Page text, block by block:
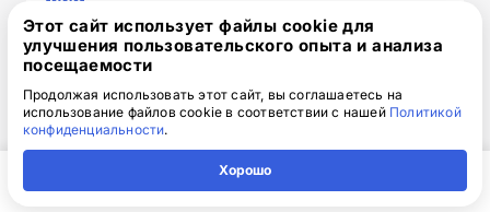
Скачайте шаблон, заполните и отправьте по
электронной почте
Обязательно укажите контактный номер телефон.
Наш специалист свяжется с вами и утонит все
детали.
Этот сайт использует файлы cookie для
улучшения пользовательского опыта и анализа
посещаемости
Продолжая использовать этот сайт, вы соглашаетесь на
использование файлов cookie в соответствии с нашей Политикой
конфиденциальности.
Хорошо